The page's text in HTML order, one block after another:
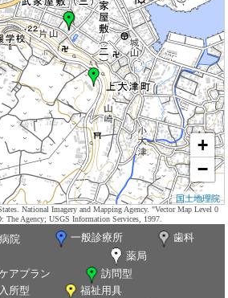
+
−
国土地理院
National Imagery and Mapping Agency. "Vector Map Level 0
Agency; USGS Information Services, 1997.
病院 一般診療所
歯科
薬局
アプラン
訪問型
入所型
福祉用具